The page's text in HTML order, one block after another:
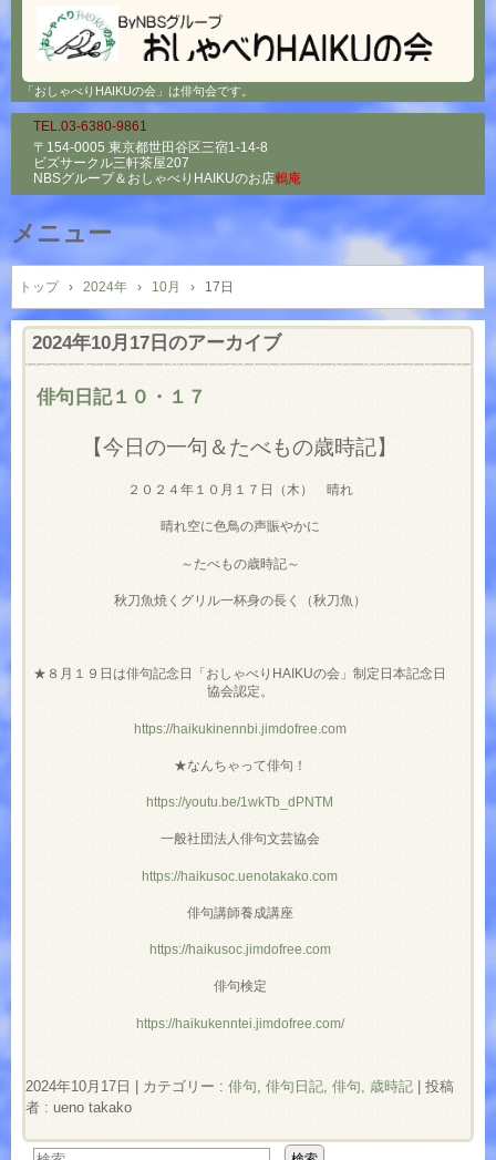
「おしゃべりHAIKUの会」は俳句会です。
TEL.03-6380-9861
〒154-0005 東京都世田谷区三宿1-14-8
ビズサークル三軒茶屋207
NBSグループ＆ おしゃべりHAIKUのお店鶫庵
メニュー
コ
ン
テ
ン
トップ › 2024年 › 10月 › 17日
2024年10月17日 のアーカイブ
俳句日記１０・１７
【今日の一句＆たべもの歳時記】
２０２４年１０月１７日（木） 晴れ
晴れ空に色鳥の声賑やかに
～たべもの歳時記～
秋刀魚焼くグリル一杯身の長く（秋刀魚）
★８月１９日は俳句記念日「おしゃべりHAIKUの会」制定日本記念日
協会認定。
https://haikukinennbi.jimdofree.com
★なんちゃって俳句！
https://youtu.be/1wkTb_dPNTM
一般社団法人俳句文芸協会
https://haikusoc.uenotakako.com
俳句講師養成講座
https://haikusoc.jimdofree.com
俳句検定
https://haikukenntei.jimdofree.com/
2024年10月17日 | カテゴリー : 俳句 俳句日記 俳句, 歳時記 | 投稿
者 : ueno takako